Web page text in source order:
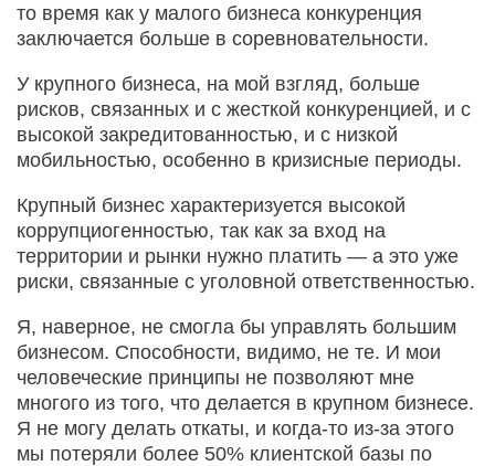
то время как у малого бизнеса конкуренция
заключается больше в соревновательности.
У крупного бизнеса, на мой взгляд, больше
рисков, связанных и с жесткой конкуренцией, и с
высокой закредитованностью, и с низкой
мобильностью, особенно в кризисные периоды.
Крупный бизнес характеризуется высокой
коррупциогенностью, так как за вход на
территории и рынки нужно платить — а это уже
риски, связанные с уголовной ответственностью.
Я, наверное, не смогла бы управлять большим
бизнесом. Способности, видимо, не те. И мои
человеческие принципы не позволяют мне
многого из того, что делается в крупном бизнесе.
Я не могу делать откаты, и когда-то из-за этого
мы потеряли более 50% клиентской базы по